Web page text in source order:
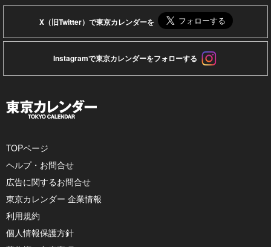
X（旧Twitter）で東京カレンダーを
Instagramで東京カレンダーをフォローする
TOPページ
ヘルプ・お問合せ
広告に関するお問合せ
東京カレンダー 企業情報
利用規約
個人情報保護方針